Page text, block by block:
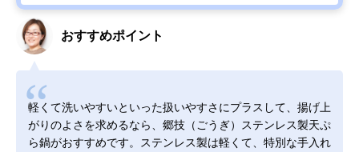
おすすめポイント
軽くて洗いやすいといった扱いやすさにプラスして、揚げ上
がりのよさを求めるなら、郷技（ごうぎ）ステンレス製天ぷ
ら鍋がおすすめです。ステンレス製は軽くて、特別な手入れ